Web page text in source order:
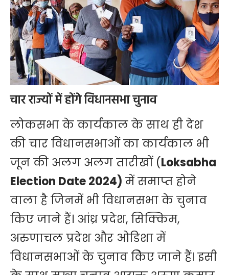
चार राज्यों में होंगे विधानसभा चुनाव
लोकसभा के कार्यकाल के साथ ही देश
की चार विधानसभाओं का कार्यकाल भी
जून की अलग अलग तारीखों (Loksabha
Election Date 2024) में समाप्त होने
वाला है जिनमें भी विधानसभा के चुनाव
किए जाने हैं। आंध्र प्रदेश, सिक्किम,
अरुणाचल प्रदेश और ओडिशा में
विधानसभाओं के चुनाव किेए जाने हैं। इसी